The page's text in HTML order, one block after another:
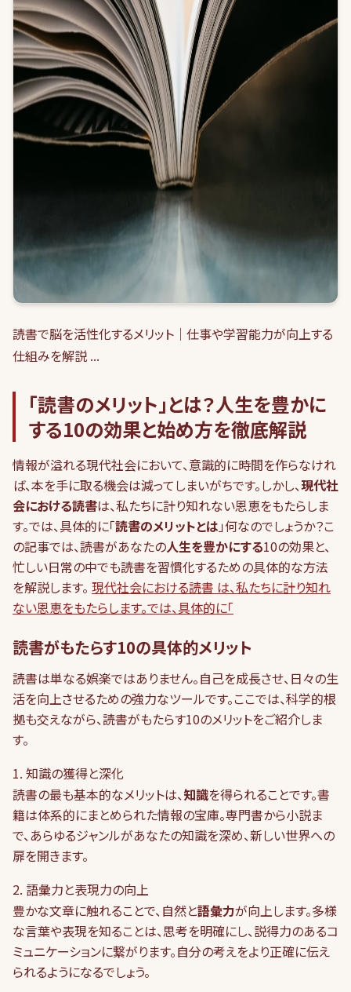
読書で脳を活性化するメリット｜仕事や学習能力が向上する
仕組みを解説 ...
「読書のメリット」とは？人生を豊かに
する10の効果と始め方を徹底解説
情報が溢れる現代社会において、意識的に時間を作らなけれ
ば、本を手に取る機会は減ってしまいがちです。しかし、現代社
会における読書は、私たちに計り知れない恩恵をもたらしま
す。では、具体的に「読書のメリットとは」何なのでしょうか？こ
の記事では、読書があなたの人生を豊かにする10の効果と、
忙しい日常の中でも読書を習慣化するための具体的な方法
を解説します。 現代社会における読書 は、私たちに計り知れ
ない恩恵をもたらします。では、具体的に「
読書がもたらす10の具体的メリット
読書は単なる娯楽ではありません。自己を成長させ、日々の生
活を向上させるための強力なツールです。ここでは、科学的根
拠も交えながら、読書がもたらす10のメリットをご紹介しま
す。
1. 知識の獲得と深化
読書の最も基本的なメリットは、知識を得られることです。書
籍は体系的にまとめられた情報の宝庫。専門書から小説ま
で、あらゆるジャンルがあなたの知識を深め、新しい世界への
扉を開きます。
2. 語彙力と表現力の向上
豊かな文章に触れることで、自然と語彙力が向上します。多様
な言葉や表現を知ることは、思考を明確にし、説得力のあるコ
ミュニケーションに繋がります。自分の考えをより正確に伝え
られるようになるでしょう。